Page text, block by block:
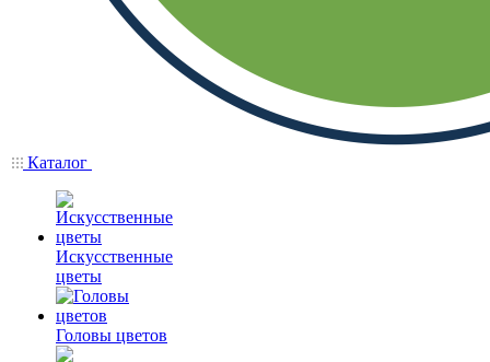
Каталог
Искусственные
цветы
Головы цветов